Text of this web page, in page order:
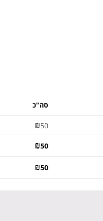
סה"כ
₪50
₪50
₪50